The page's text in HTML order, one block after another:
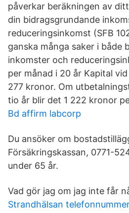
påverkar beräkningen av
din bidragsgrundande
reduceringsinkomst (SFB
ganska många saker i både
inkomster och
per månad i 20 år Kapital
277 kronor. Om
tio år blir det 1 222 kronor
Bd affirm labcorp
Du ansöker om
Försäkringskassan, 0771-
under 65 år.
Vad gör jag om jag inte får
Strandhälsan